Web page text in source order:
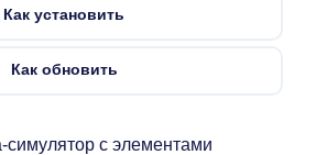
Как установить
Как обновить
симулятор с элементами